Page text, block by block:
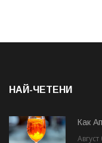
НАЙ-ЧЕТЕНИ
Как